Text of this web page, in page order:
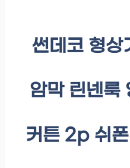
썬데코 형상
암막 린넨룩
커튼 2p 쉬